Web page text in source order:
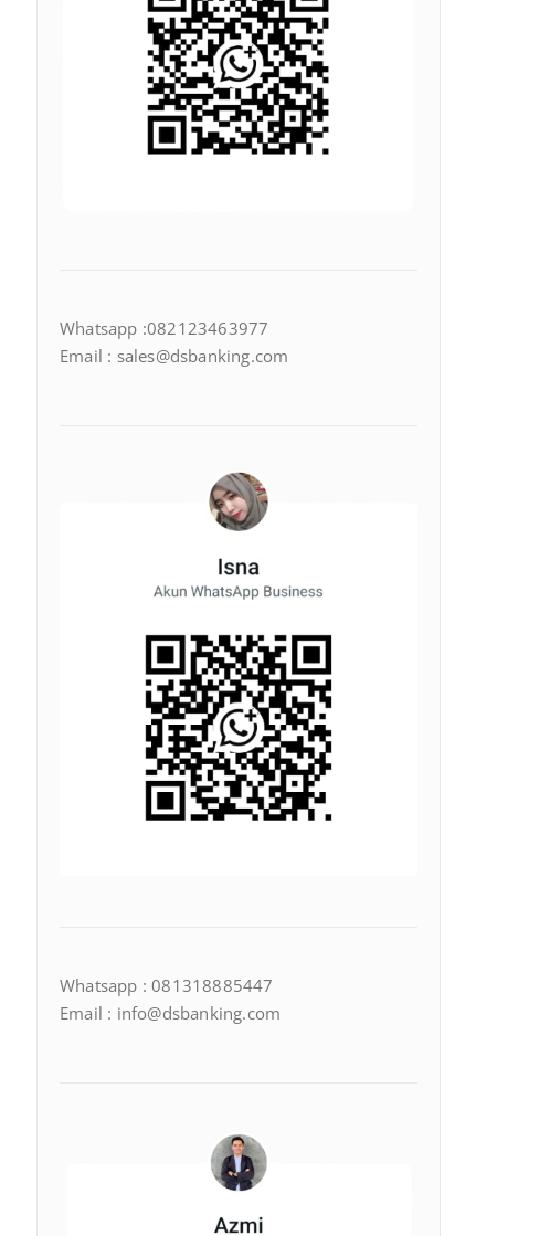
Whatsapp :082123463977
Email : sales@dsbanking.com
Whatsapp : 081318885447
Email : info@dsbanking.com